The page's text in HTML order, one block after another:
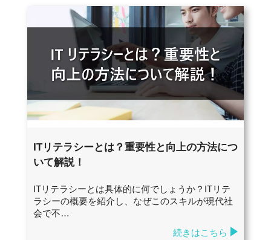
ITリテラシーとは？重要性と向上の方法につ
いて解説！
ITリテラシーとは具体的に何でしょうか？ITリテ
ラシーの概要を紹介し、なぜこのスキルが現代社
会で不…
続きはこちら